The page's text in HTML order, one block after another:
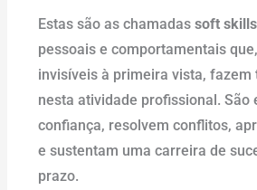
Estas são as chamadas soft skills
pessoais e comportamentais
invisíveis à primeira vista, fazem
nesta atividade profissional. São
confiança, resolvem conflitos,
e sustentam uma carreira de
prazo.